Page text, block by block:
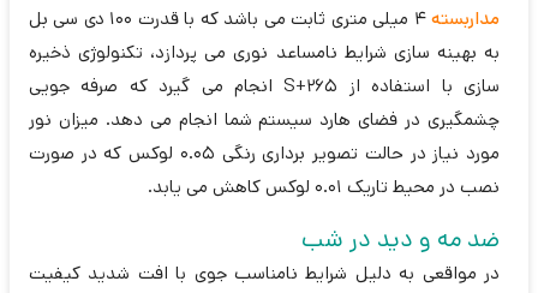
مداربسته
4 میلی متری ثابت می باشد که با قدرت 100 دی سی بل
به بهینه سازی شرایط نامساعد نوری می پردازد، تکنولوژی ذخیره
سازی با استفاده از S+265 انجام می گیرد که صرفه جویی
چشمگیری در فضای هارد سیستم شما انجام می دهد. میزان نور
مورد نیاز در حالت تصویر برداری رنگی 0.05 لوکس که در صورت
نصب در محیط تاریک 0.01 لوکس کاهش می یابد.
ضد مه و دید در شب
در مواقعی به دلیل شرایط نامناسب جوی با افت شدید کیفیت